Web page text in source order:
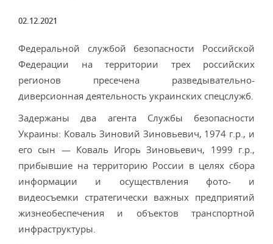
02.12.2021
Федеральной службой безопасности Российской
Федерации на территории трех российских
регионов пресечена разведывательно-
диверсионная деятельность украинских спецслужб.
Задержаны два агента Службы безопасности
Украины: Коваль Зиновий Зиновьевич, 1974 г.р., и
его сын — Коваль Игорь Зиновьевич, 1999 г.р.,
прибывшие на территорию России в целях сбора
информации и осуществления фото- и
видеосъемки стратегически важных предприятий
жизнеобеспечения и объектов транспортной
инфраструктуры.